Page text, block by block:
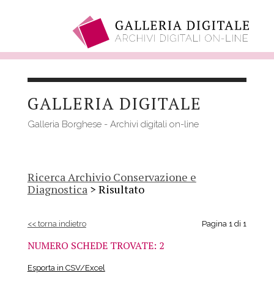
contenutoGALLERIA DIGITALE
Galleria Borghese - Archivi digitali on-line
Ricerca Archivio Conservazione e
Diagnostica> Risultato
<< torna indietro Pagina 1 di 1
NUMERO SCHEDE TROVATE: 2
Esporta in CSV/Excel